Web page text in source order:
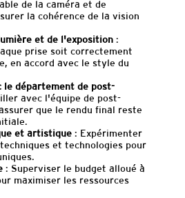
de la caméra et de
la cohérence de la vision
et de l'exposition:
prise soit correctement
en accord avec le style du
le département de post-
avec l'équipe de post-
que le rendu final reste
et artistique: Expérimenter
et technologies pour
: Superviser le budget alloué à
maximiser les ressources